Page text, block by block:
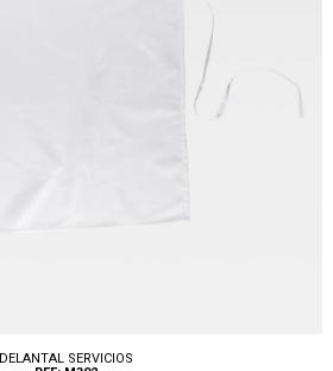
DELANTAL SERVICIOS